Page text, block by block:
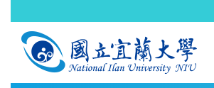
到
容